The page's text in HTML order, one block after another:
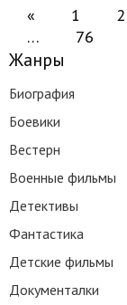
« 1 2
…
76
Жанры
Биография
Боевики
Вестерн
Военные фильмы
Детективы
Фантастика
Детские фильмы
Документалки